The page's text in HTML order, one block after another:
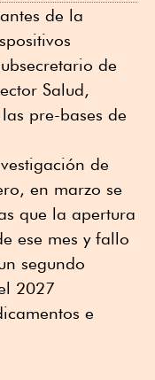
de la
de
Salud,
pre-bases de
de
en marzo se
que la apertura
ese mes y fallo
segundo
2027
e